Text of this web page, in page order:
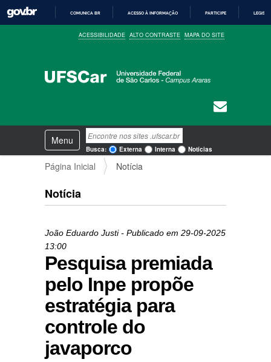
R
A
O
D
O
COMUNICA BR ACESSO À INFORMAÇÃO PARTICIPE
ACESSIBILIDADE ALTO CONTRASTE MAPA DO SITE
Busca
Busca Avançada…
Busca: Externa Interna Notícias
v
Toggle navigation
Página Inicial Notícia
Notícia
João Eduardo Justi - Publicado em 29-09-2025
13:00
Pesquisa premiada
pelo Inpe propõe
estratégia para
controle do
javaporco